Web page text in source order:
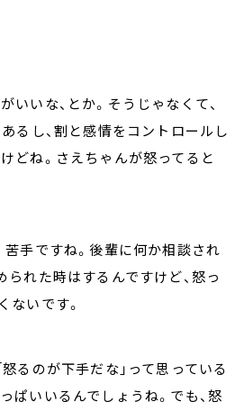
いいな、とか。そうじゃなくて、
あるし、割と感情をコントロールし
どね。さえちゃんが怒ってると
苦手ですね。後輩に何か相談され
られた時はするんですけど、怒っ
ないです。
るのが下手だな」って思っている
ぱいいるんでしょうね。でも、怒